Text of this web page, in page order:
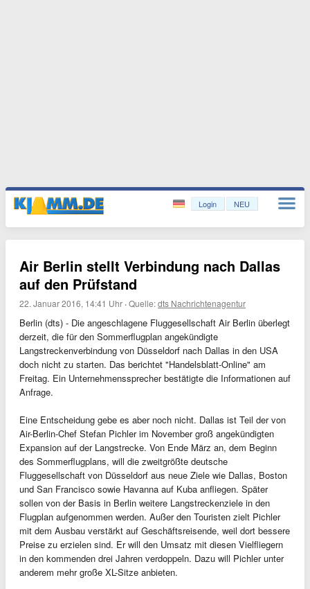
Login NEU
Air Berlin stellt Verbindung nach Dallas
auf den Prüfstand
22. Januar 2016, 14:41 Uhr ·Quelle:dts Nachrichtenagentur
Berlin (dts) - Die angeschlagene Fluggesellschaft Air Berlin überlegt
derzeit, die für den Sommerflugplan angekündigte
Langstreckenverbindung von Düsseldorf nach Dallas in den USA
doch nicht zu starten. Das berichtet "Handelsblatt-Online" am
Freitag. Ein Unternehmenssprecher bestätigte die Informationen auf
Anfrage.
Eine Entscheidung gebe es aber noch nicht. Dallas ist Teil der von
Air-Berlin-Chef Stefan Pichler im November groß angekündigten
Expansion auf der Langstrecke. Von Ende März an, dem Beginn
des Sommerflugplans, will die zweitgrößte deutsche
Fluggesellschaft von Düsseldorf aus neue Ziele wie Dallas, Boston
und San Francisco sowie Havanna auf Kuba anfliegen. Später
sollen von der Basis in Berlin weitere Langstreckenziele in den
Flugplan aufgenommen werden. Außer den Touristen zielt Pichler
mit dem Ausbau verstärkt auf Geschäftsreisende, weil dort bessere
Preise zu erzielen sind. Er will den Umsatz mit diesen Vielfliegern
in den kommenden drei Jahren verdoppeln. Dazu will Pichler unter
anderem mehr große XL-Sitze anbieten.